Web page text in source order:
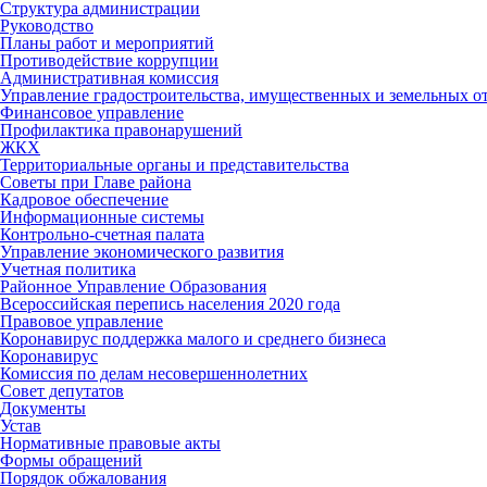
Структура администрации
Руководство
Планы работ и мероприятий
Противодействие коррупции
Административная комиссия
Управление градостроительства, имущественных и земельных
Финансовое управление
Профилактика правонарушений
ЖКХ
Территориальные органы и представительства
Советы при Главе района
Кадровое обеспечение
Информационные системы
Контрольно-счетная палата
Управление экономического развития
Учетная политика
Районное Управление Образования
Всероссийская перепись населения 2020 года
Правовое управление
Коронавирус поддержка малого и среднего бизнеса
Коронавирус
Комиссия по делам несовершеннолетних
Совет депутатов
Документы
Устав
Нормативные правовые акты
Формы обращений
Порядок обжалования